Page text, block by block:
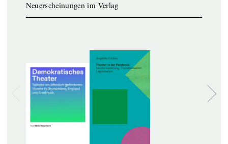
Neuerscheinungen im Verlag